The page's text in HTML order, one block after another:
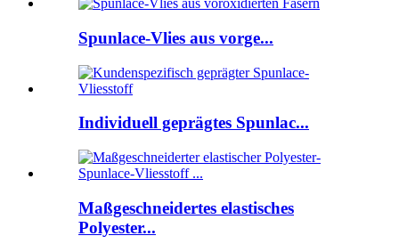
Spunlace-Vlies aus vorge...
Individuell geprägtes Spunlac...
Maßgeschneidertes elastisches
Polyester...